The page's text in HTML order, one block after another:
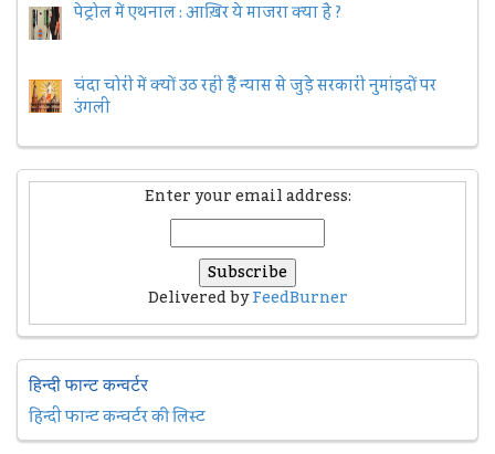
पेट्रोल में एथनाल : आख़िर ये माजरा क्या है ?
चंदा चोरी में क्यों उठ रही हैैं न्यास से जुड़े सरकारी नुमांइदों पर
उंगली
Enter your email address:
Delivered byFeedBurner
हिन्दी फान्ट कन्वर्टर
हिन्दी फान्ट कन्वर्टर की लिस्ट